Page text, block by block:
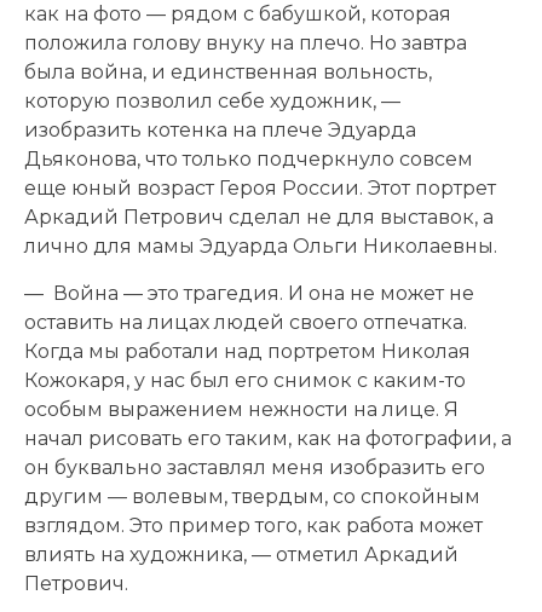
как на фото — рядом с бабушкой, которая
положила голову внуку на плечо. Но завтра
была война, и единственная вольность,
которую позволил себе художник, —
изобразить котенка на плече Эдуарда
Дьяконова, что только подчеркнуло совсем
еще юный возраст Героя России. Этот портрет
Аркадий Петрович сделал не для выставок, а
лично для мамы Эдуарда Ольги Николаевны.
— Война — это трагедия. И она не может не
оставить на лицах людей своего отпечатка.
Когда мы работали над портретом Николая
Кожокаря, у нас был его снимок с каким-то
особым выражением нежности на лице. Я
начал рисовать его таким, как на фотографии, а
он буквально заставлял меня изобразить его
другим — волевым, твердым, со спокойным
взглядом. Это пример того, как работа может
влиять на художника, — отметил Аркадий
Петрович.